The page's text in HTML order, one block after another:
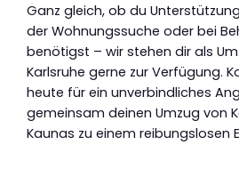
Ganz gleich, ob du
der Wohnungssuche oder bei
benötigst – wir stehen dir als
Karlsruhe gerne zur Verfügung.
heute für ein unverbindliches
gemeinsam deinen Umzug von
Kaunas zu einem reibungslosen